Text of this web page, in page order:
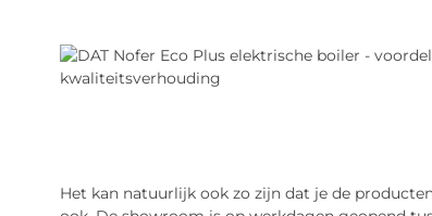
Het kan natuurlijk ook zo zijn dat je de